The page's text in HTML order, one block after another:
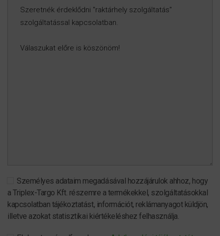
Személyes adataim megadásával hozzájárulok ahhoz, hogy
a Triplex-Targo Kft. részemre a termékekkel, szolgáltatásokkal
kapcsolatban tájékoztatást, információt, reklámanyagot küldjön,
illetve azokat statisztikai kiértékeléshez felhasználja.